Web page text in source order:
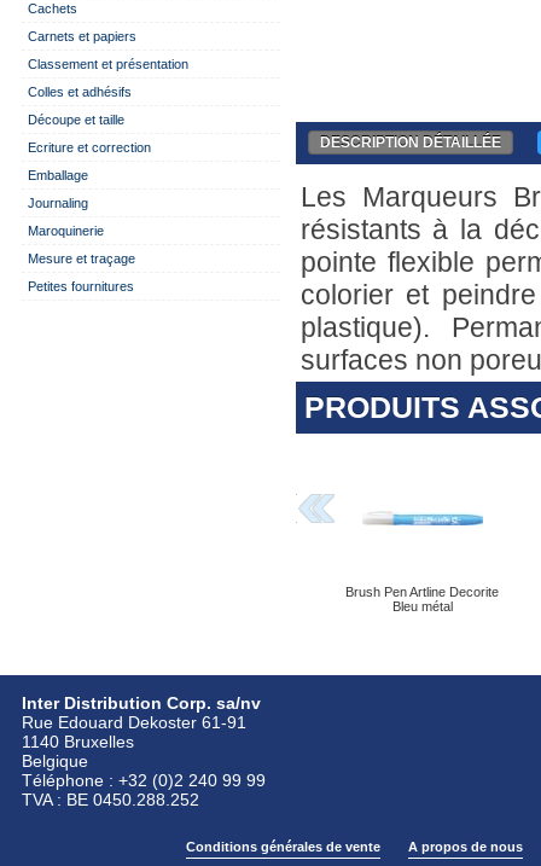
Cachets
Carnets et papiers
Classement et présentation
Colles et adhésifs
Découpe et taille
Ecriture et correction
Emballage
Journaling
Maroquinerie
Mesure et traçage
Petites fournitures
DESCRIPTION DÉTAILLÉE
Les Marqueurs
résistants à la
pointe flexible
colorier et
plastique).
surfaces non
PRODUITS
Brush Pen Artline Decorite
Bleu métal
Inter Distribution Corp. sa/nv
Rue Edouard Dekoster 61-91
1140 Bruxelles
Belgique
Téléphone : +32 (0)2 240 99 99
TVA : BE 0450.288.252
Conditions générales de vente A propos de nous